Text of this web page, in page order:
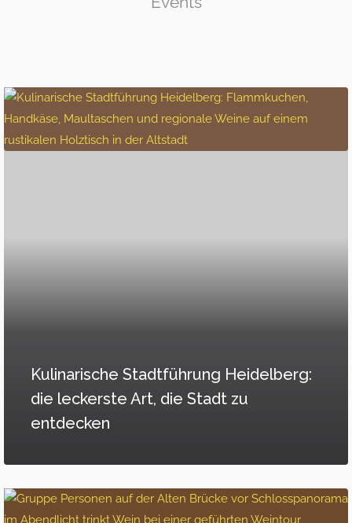
Kulinarische Stadtführung Heidelberg:
die leckerste Art, die Stadt zu
entdecken